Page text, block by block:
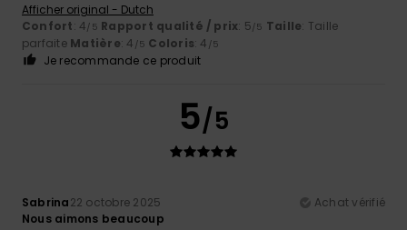
Afficher original - Dutch
Confort: 4/5 Rapport qualité / prix: 5/5 Taille: Taille
parfaite Matière: 4 /5 Coloris: 4 /5
Je recommande ce produit
5/5
Sabrina22 octobre 2025
Achat vérifié
Nous aimons beaucoup